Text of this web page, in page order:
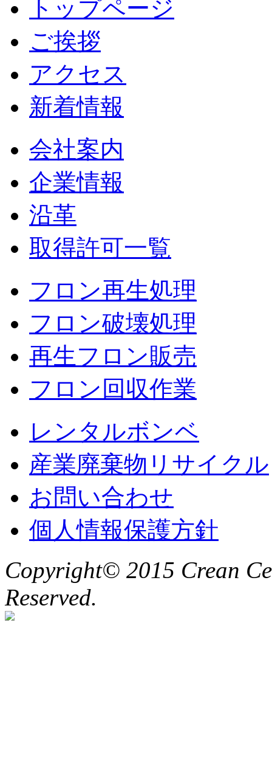
トップページ
ご挨拶
アクセス
新着情報
会社案内
企業情報
沿革
取得許可一覧
フロン再生処理
フロン破壊処理
再生フロン販売
フロン回収作業
レンタルボンベ
産業廃棄物リサイクル
お問い合わせ
個人情報保護方針
Copyright© 2015 Crean
Reserved.